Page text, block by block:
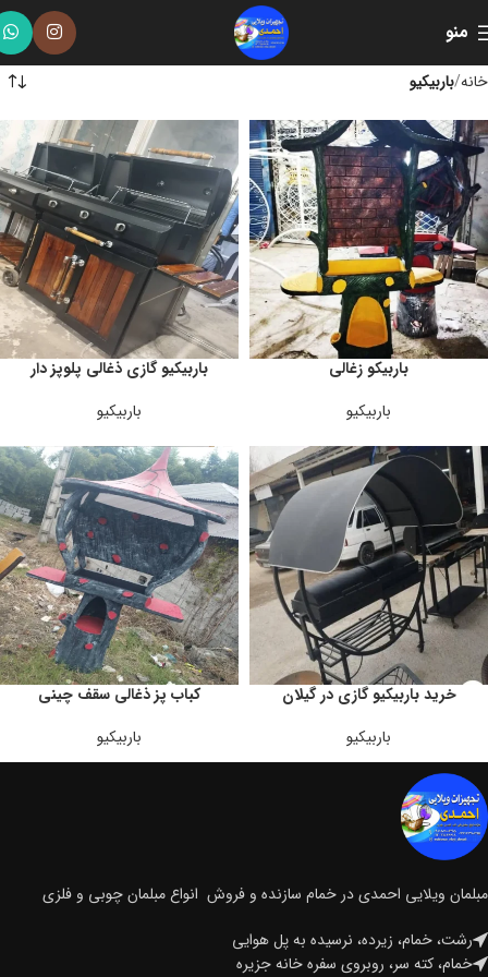
منو
خانه باربیکیو
باربیکو زغالی
باربیکیو
باربیکیو گازی ذغالی پلوپز دار
باربیکیو
خرید باربیکیو گازی در گیلان
باربیکیو
کباب پز ذغالی سقف چینی
باربیکیو
مبلمان ویلایی احمدی در خمام سازنده و فروش انواع مبلمان چوبی و فلزی
رشت، خمام، زیرده، نرسیده به پل هوایی
خمام، کته سر، روبروی سفره خانه جزیره